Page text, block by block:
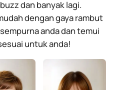
dan banyak lagi.
dengan gaya rambut
anda dan temui
untuk anda!